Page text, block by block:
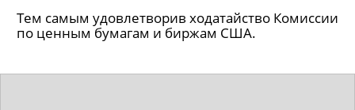
Тем самым удовлетворив ходатайство Комиссии
по ценным бумагам и биржам США.